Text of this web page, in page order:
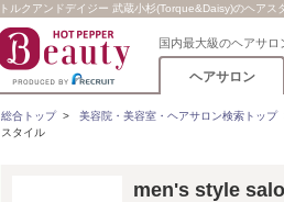
トルクアンドデイジー 武蔵小杉(Torque&Daisy)のヘア
国内最大級のヘアサ
ヘアサロン
総合トップ> 美容院・美容室・ヘアサロン検索トップ
スタイル
men's style